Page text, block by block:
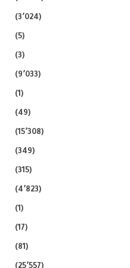
(3٬024)
(5)
(3)
(9٬033)
(1)
(49)
(15٬308)
(349)
(315)
(4٬823)
(1)
(17)
(81)